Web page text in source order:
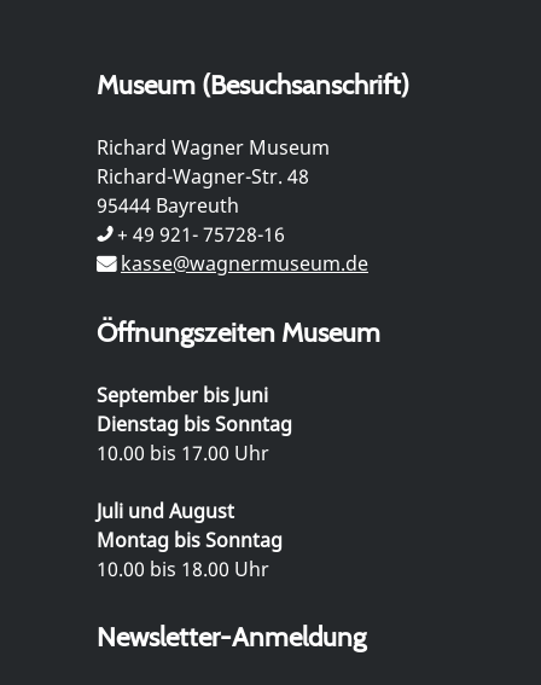
Museum (Besuchsanschrift)
Richard Wagner Museum
Richard-Wagner-Str. 48
95444 Bayreuth
+ 49 921- 75728-16
kasse@wagnermuseum.de
Öffnungszeiten Museum
September bis Juni
Dienstag bis Sonntag
10.00 bis 17.00 Uhr
Juli und August
Montag bis Sonntag
10.00 bis 18.00 Uhr
Newsletter-Anmeldung